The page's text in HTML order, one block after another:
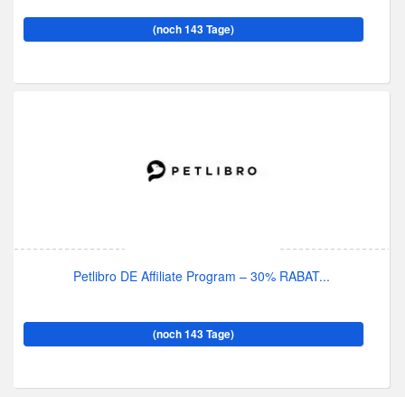
(noch 143 Tage)
Petlibro DE Affiliate Program – 30% RABAT...
(noch 143 Tage)